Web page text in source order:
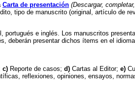
Carta de presentación (Descargar,
tipo de manuscrito (original, artículo de
portugués e inglés. Los manuscritos
deberán presentar dichos ítems en el
c) Reporte de casos; d) Cartas al Editor; e)
reflexiones, opiniones, ensayos,